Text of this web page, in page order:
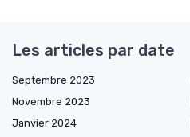
Les articles par date
Septembre 2023
Novembre 2023
Janvier 2024